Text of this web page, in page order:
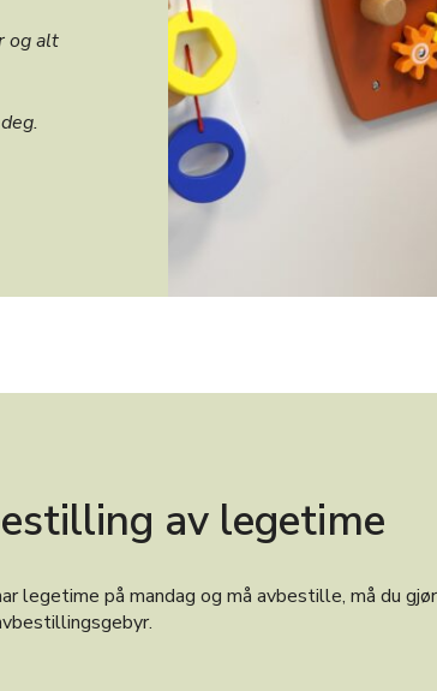
og alt
av legetime
legetime på mandag og må avbestille, må du